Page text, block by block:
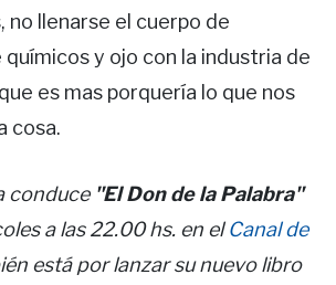
no llenarse el cuerpo de
químicos y ojo con la industria de
es mas porquería lo que nos
cosa.
conduce "El Don de la Palabra"
a las 22.00 hs. en elCanal de
está por lanzar su nuevo libro